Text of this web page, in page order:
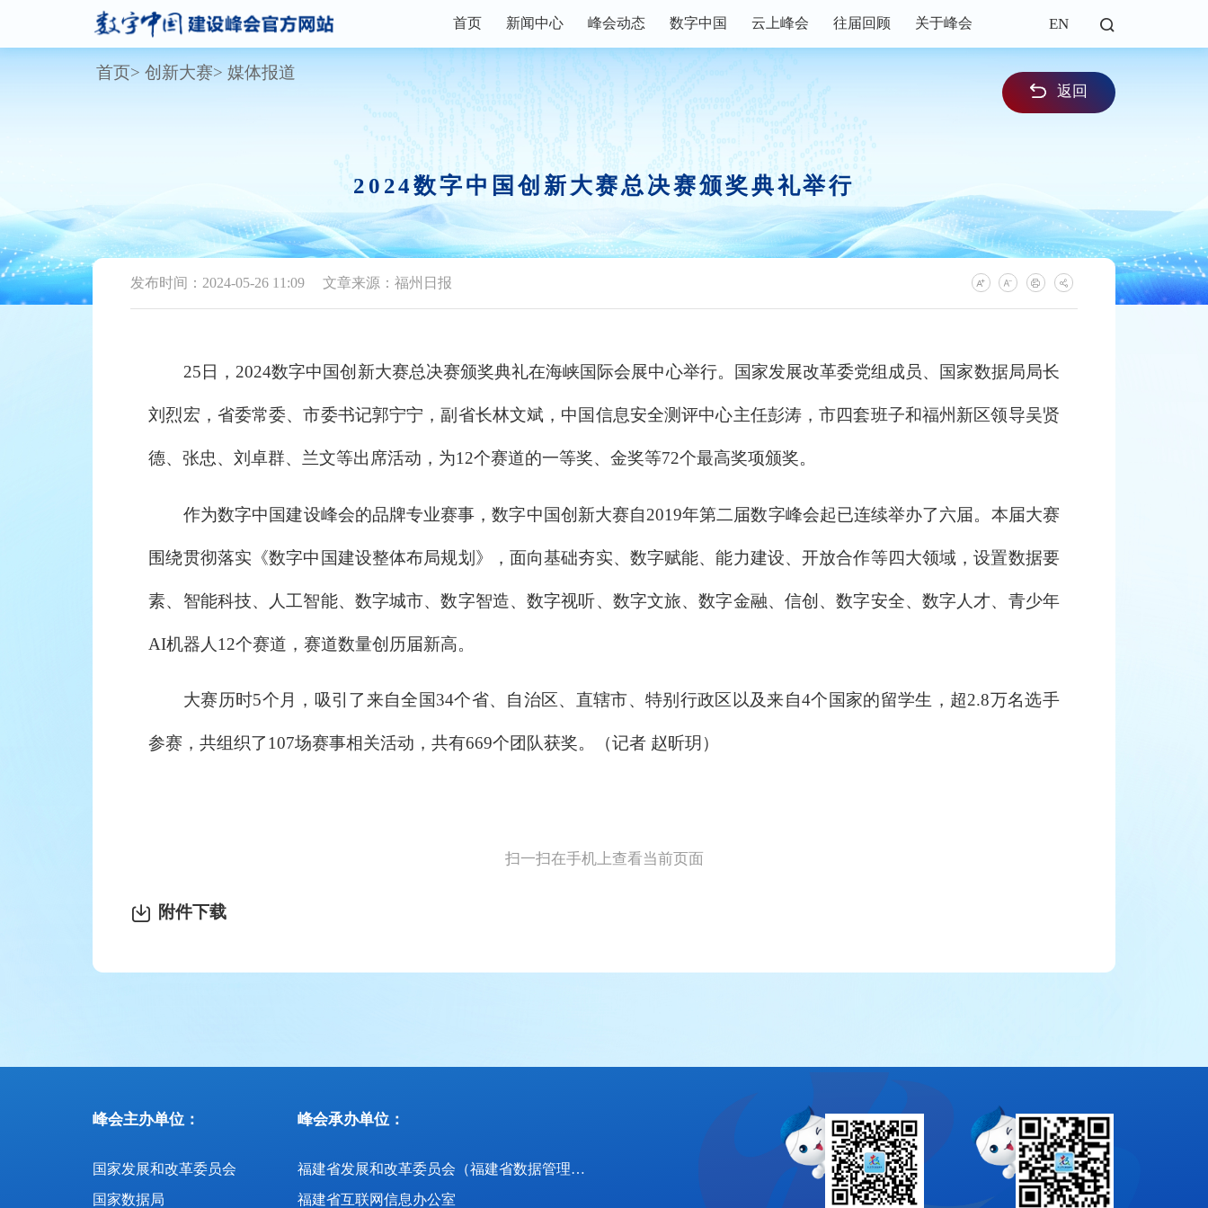
EN
首页 新闻中心
数字快讯
峰会资讯
权威发布
峰会动态
峰会论坛
现场体验区
创新大赛
数字中国
主宾省
数字福建
数字企业+
行业资讯
云上峰会 往届回顾 关于峰会
返回
首页 创新大赛 媒体报道
2024数字中国创新大赛总决赛颁奖典礼举行
发布时间：2024-05-26 11:09 文章来源：福州日报
25日，2024数字中国创新大赛总决赛颁奖典礼在海峡国际会展中心举行。国家发展改革委党组成员、国家数据局局长
刘烈宏，省委常委、市委书记郭宁宁，副省长林文斌，中国信息安全测评中心主任彭涛，市四套班子和福州新区领导吴贤
德、张忠、刘卓群、兰文等出席活动，为12个赛道的一等奖、金奖等72个最高奖项颁奖。
作为数字中国建设峰会的品牌专业赛事，数字中国创新大赛自2019年第二届数字峰会起已连续举办了六届。本届大赛
围绕贯彻落实《数字中国建设整体布局规划》，面向基础夯实、数字赋能、能力建设、开放合作等四大领域，设置数据要
素、智能科技、人工智能、数字城市、数字智造、数字视听、数字文旅、数字金融、信创、数字安全、数字人才、青少年
AI机器人12个赛道，赛道数量创历届新高。
大赛历时5个月，吸引了来自全国34个省、自治区、直辖市、特别行政区以及来自4个国家的留学生，超2.8万名选手
参赛，共组织了107场赛事相关活动，共有669个团队获奖。（记者 赵昕玥）
扫一扫在手机上查看当前页面
附件下载
峰会主办单位：
国家发展和改革委员会
国家数据局
峰会承办单位：
福建省发展和改革委员会（福建省数据管理局）
福建省互联网信息办公室